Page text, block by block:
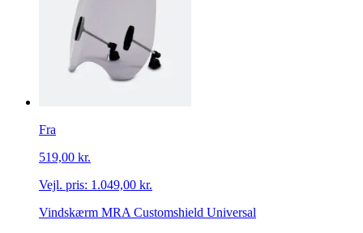
Fra
519,00 kr.
Vejl. pris: 1.049,00 kr.
Vindskærm MRA Customshield Universal